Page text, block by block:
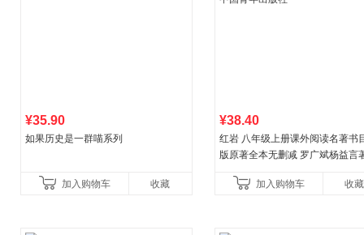
¥35.90
如果历史是一群喵系列
加入购物车 收藏
¥38.40
红岩 八年级上册课外阅读名著书
版原著全本无删减 罗广斌杨益言
国青年出版社加入购物车 收藏